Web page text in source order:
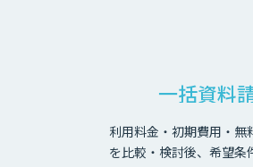
一括資料
利用料金・初期費用・
を比較・検討後、希望条